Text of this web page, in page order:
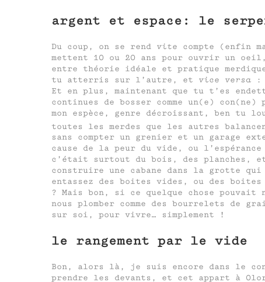
argent et espace: le
Du coup, on se rend vite compte (enfin
mettent 10 ou 20 ans pour ouvrir un
entre théorie idéale et pratique
tu atterris sur l’autre, et vice versa :
Et en plus, maintenant que tu t’es
continues de bosser comme un(e)
mon espèce, genre décroissant, ben tu
toutes les merdes que les autres
sans compter un grenier et un garage
cause de la peur du vide, ou l’espérance
c’était surtout du bois, des planches,
construire une cabane dans la grotte
entassez des boites vides, ou des boites
? Mais bon, si ce quelque chose
nous plomber comme des bourrelets de
sur soi, pour vivre… simplement !
le rangement par le vide
Bon, alors là, je suis encore dans le
prendre les devants, et cet appart à